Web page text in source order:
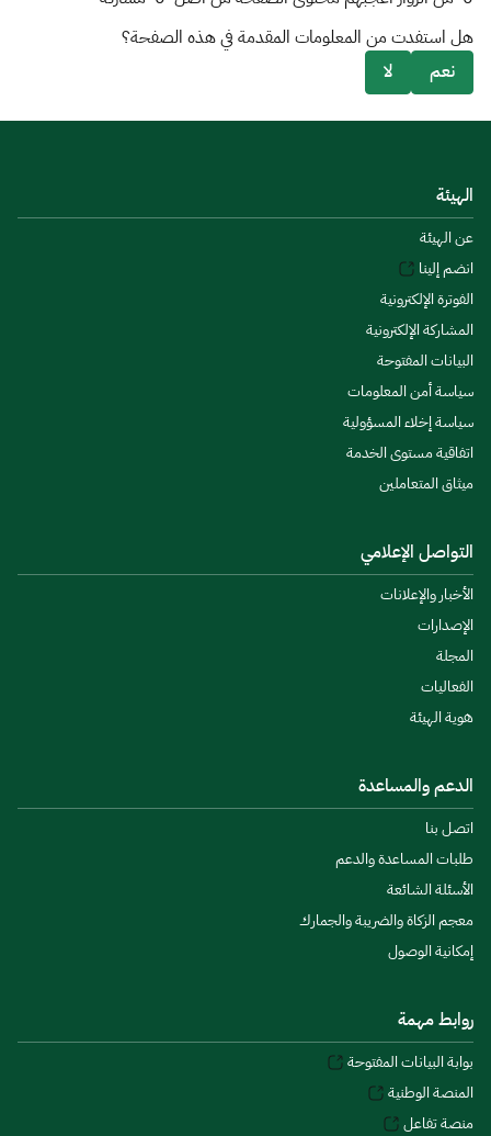
هل استفدت من المعلومات المقدمة في هذه الصفحة؟
نعم
لا
الهيئة
عن الهيئة
انضم إلينا
الفوترة الإلكترونية
المشاركة الإلكترونية
البيانات المفتوحة
سياسة أمن المعلومات
سياسة إخلاء المسؤولية
اتفاقية مستوى الخدمة
ميثاق المتعاملين
التواصل الإعلامي
الأخبار والإعلانات
الإصدارات
المجلة
الفعاليات
هوية الهيئة
الدعم والمساعدة
اتصل بنا
طلبات المساعدة والدعم
الأسئلة الشائعة
معجم الزكاة والضريبة والجمارك
إمكانية الوصول
روابط مهمة
بوابة البيانات المفتوحة
المنصة الوطنية
منصة تفاعل